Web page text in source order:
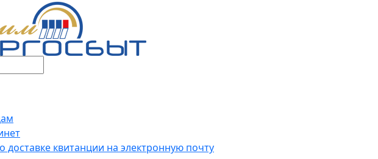
доставке квитанции на электронную почту